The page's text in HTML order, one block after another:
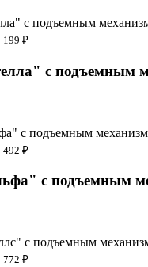
199 ₽
с подъемным
492 ₽
с подъемным
772 ₽